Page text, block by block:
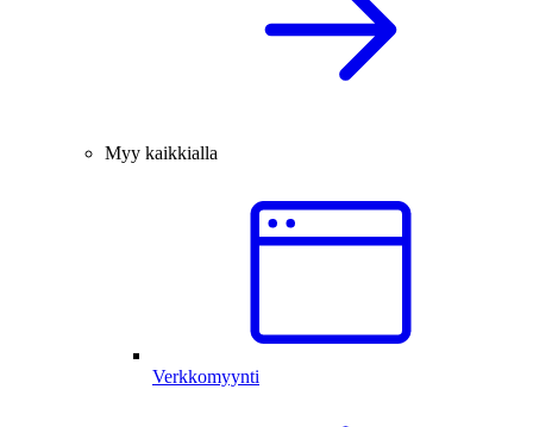
Myy kaikkialla
Verkkomyynti